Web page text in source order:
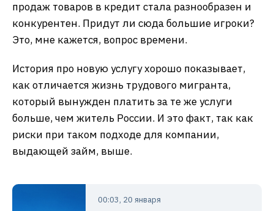
продаж товаров в кредит стала разнообразен и
конкурентен. Придут ли сюда большие игроки?
Это, мне кажется, вопрос времени.
История про новую услугу хорошо показывает,
как отличается жизнь трудового мигранта,
который вынужден платить за те же услуги
больше, чем житель России. И это факт, так как
риски при таком подходе для компании,
выдающей займ, выше.
00:03, 20 января